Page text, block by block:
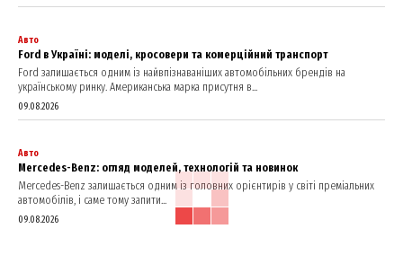
Авто
Ford в Україні: моделі, кросовери та комерційний транспорт
Ford залишається одним із найвпізнаваніших автомобільних брендів на
українському ринку. Американська марка присутня в...
09.08.2026
Авто
Mercedes-Benz: огляд моделей, технологій та новинок
Mercedes-Benz залишається одним із головних орієнтирів у світі преміальних
автомобілів, і саме тому запити...
09.08.2026